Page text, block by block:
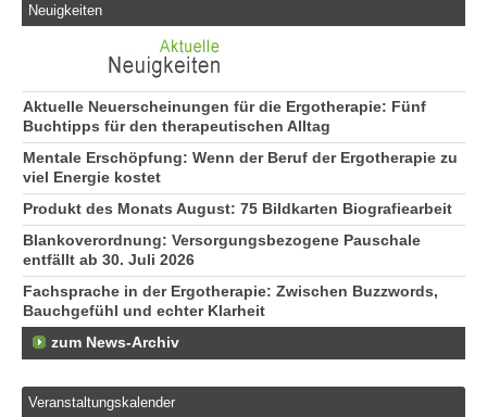
Neuigkeiten
Aktuelle Neuerscheinungen für die Ergotherapie: Fünf
Buchtipps für den therapeutischen Alltag
Mentale Erschöpfung: Wenn der Beruf der Ergotherapie zu
viel Energie kostet
Produkt des Monats August: 75 Bildkarten Biografiearbeit
Blankoverordnung: Versorgungsbezogene Pauschale
entfällt ab 30. Juli 2026
Fachsprache in der Ergotherapie: Zwischen Buzzwords,
Bauchgefühl und echter Klarheit
zum News-Archiv
Veranstaltungskalender